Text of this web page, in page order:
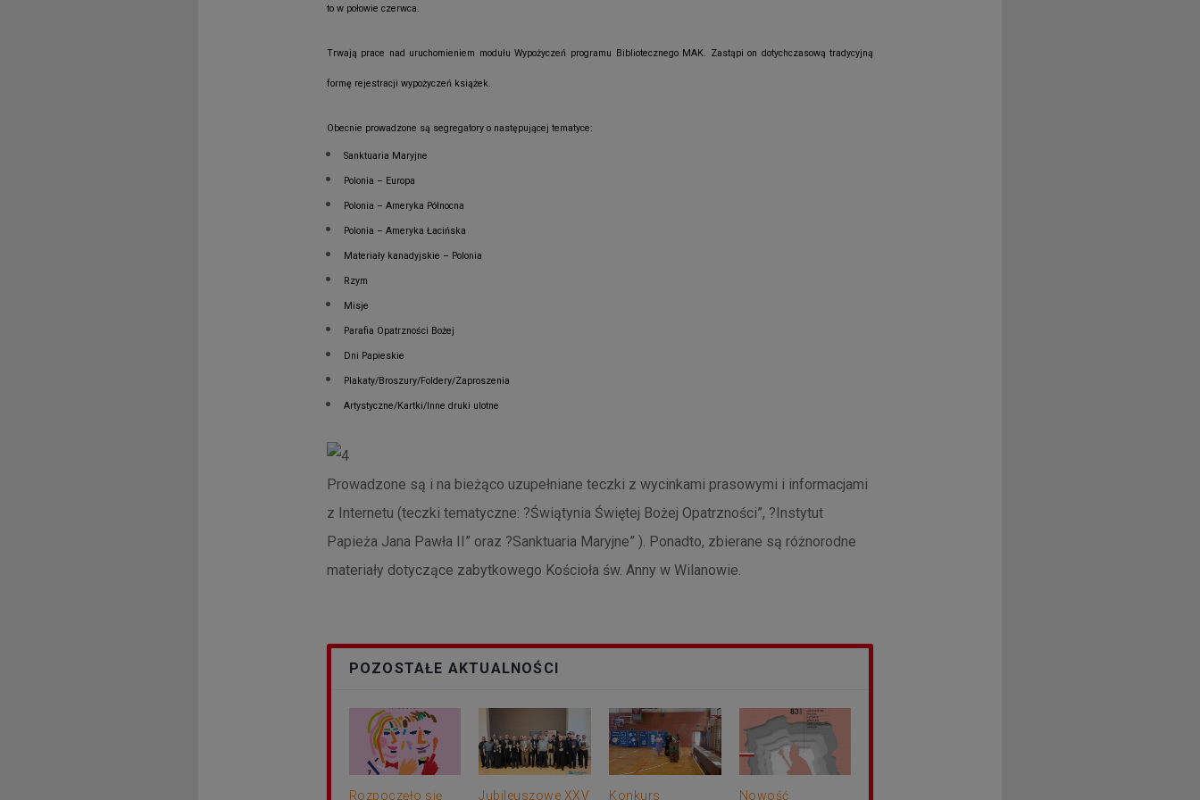
to w połowie czerwca.
Trwają prace nad uruchomieniem modułu Wypożyczeń programu Bibliotecznego MAK. Zastąpi on dotychczasową tradycyjną
formę rejestracji wypożyczeń książek.
Obecnie prowadzone są segregatory o następującej tematyce:
Sanktuaria Maryjne
Polonia – Europa
Polonia – Ameryka Północna
Polonia – Ameryka Łacińska
Materiały kanadyjskie – Polonia
Rzym
Misje
Parafia Opatrzności Bożej
Dni Papieskie
Plakaty/Broszury/Foldery/Zaproszenia
Artystyczne/Kartki/Inne druki ulotne
Prowadzone są i na bieżąco uzupełniane teczki z wycinkami prasowymi i informacjami
z Internetu (teczki tematyczne: ?Świątynia Świętej Bożej Opatrzności”, ?Instytut
Papieża Jana Pawła II” oraz ?Sanktuaria Maryjne” ). Ponadto, zbierane są różnorodne
materiały dotyczące zabytkowego Kościoła św. Anny w Wilanowie.
POZOSTAŁE AKTUALNOŚCI
Rozpoczęło się Jubileuszowe XXV Konkurs Nowość